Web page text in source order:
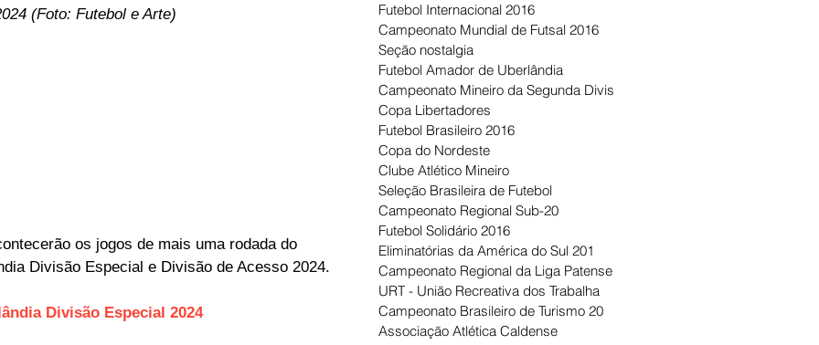
(Foto: Futebol e Arte)
os jogos de mais uma rodada do
Divisão Especial e Divisão de Acesso 2024.
Divisão Especial 2024
Futebol Internacional 2016
Campeonato Mundial de Futsal 2016
Seção nostalgia
Futebol Amador de Uberlândia
Campeonato Mineiro da Segunda Divis
Copa Libertadores
Futebol Brasileiro 2016
Copa do Nordeste
Clube Atlético Mineiro
Seleção Brasileira de Futebol
Campeonato Regional Sub-20
Futebol Solidário 2016
Eliminatórias da América do Sul 201
Campeonato Regional da Liga Patense
URT - União Recreativa dos Trabalha
Campeonato Brasileiro de Turismo 20
Associação Atlética Caldense